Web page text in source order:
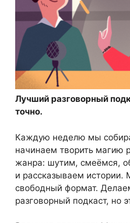
Лучший разговорный
точно.
Каждую неделю мы
начинаем творить магию
жанра: шутим, смеёмся,
и рассказываем истории.
свободный формат.
разговорный подкаст, но